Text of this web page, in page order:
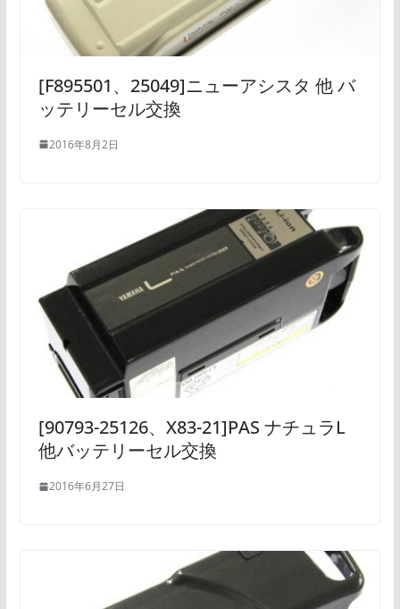
[F895501、25049]ニューアシスタ 他 バ
ッテリーセル交換
2016年8月2日
[90793-25126、X83-21]PAS ナチュラL
他バッテリーセル交換
2016年6月27日